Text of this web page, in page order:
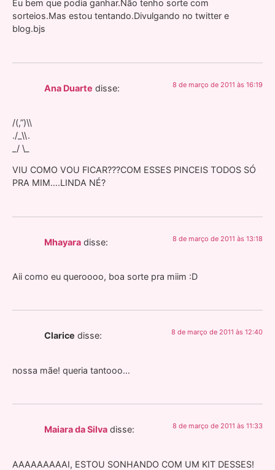
Eu bem que podia ganhar.Não tenho sorte com
sorteios.Mas estou tentando.Divulgando no twitter e
blog.bjs
Ana Duarte disse: 8 de março de 2011 às 16:19
/(,”)\\
./_\\.
_/ \_
VIU COMO VOU FICAR???COM ESSES PINCEIS TODOS SÓ
PRA MIM….LINDA NÉ?
Mhayara disse: 8 de março de 2011 às 13:18
Aii como eu queroooo, boa sorte pra miim :D
Clarice disse: 8 de março de 2011 às 12:40
nossa mãe! queria tantooo…
Maiara da Silva disse: 8 de março de 2011 às 11:33
AAAAAAAAAI, ESTOU SONHANDO COM UM KIT DESSES!